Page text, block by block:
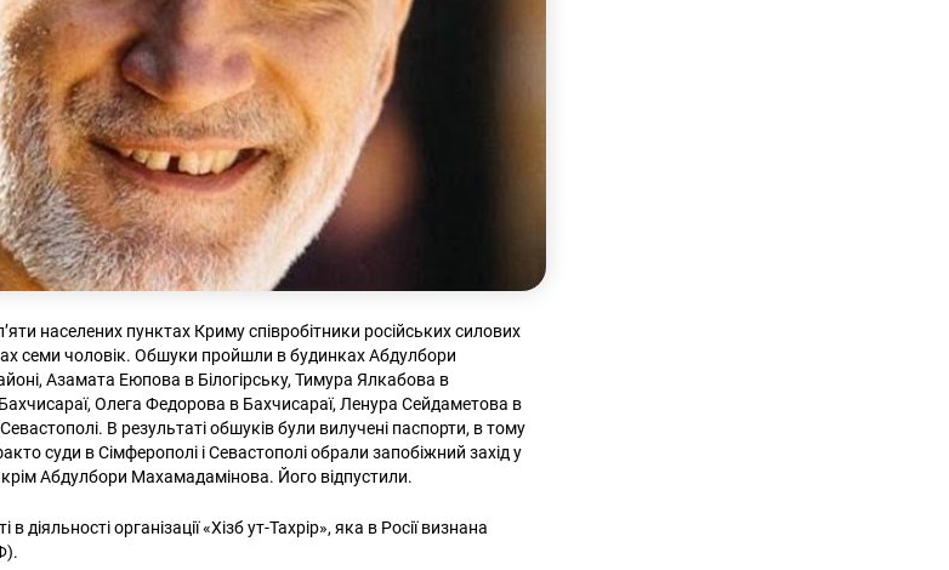
населених пунктах Криму співробітники російських силових
семи чоловік. Обшуки пройшли в будинках Абдулбори
Азамата Еюпова в Білогірську, Тимура Ялкабова в
Олега Федорова в Бахчисараї, Ленура Сейдаметова в
В результаті обшуків були вилучені паспорти, в тому
суди в Сімферополі і Севастополі обрали запобіжний захід у
Абдулбори Махамадамінова. Його відпустили.
діяльності організації «Хізб ут-Тахрір», яка в Росії визнана